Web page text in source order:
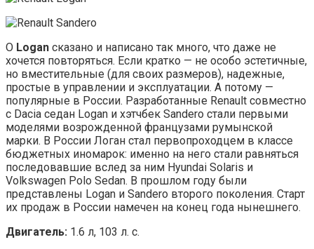
О Logan сказано и написано так много, что даже не
хочется повторяться. Если кратко — не особо эстетичные,
но вместительные (для своих размеров), надежные,
простые в управлении и эксплуатации. А потому —
популярные в России. Разработанные Renault совместно
с Dacia седан Logan и хэтчбек Sandero стали первыми
моделями возрожденной французами румынской
марки. В России Логан стал первопроходцем в классе
бюджетных иномарок: именно на него стали равняться
последовавшие вслед за ним Hyundai Solaris и
Volkswagen Polo Sedan. В прошлом году были
представлены Logan и Sandero второго поколения. Старт
их продаж в России намечен на конец года нынешнего.
Двигатель: 1.6 л, 103 л. с.